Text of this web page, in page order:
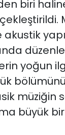
biri
yoğun
müziğin
büyük